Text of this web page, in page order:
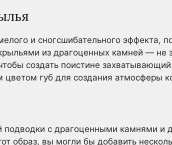
и сногсшибательного эффекта,
из драгоценных камней — не
создать поистине
губ для создания атмосферы
подводки с драгоценными камнями и
образ, вы могли бы добавить